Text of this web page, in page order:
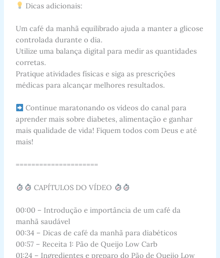
Dicas adicionais:
Um café da manhã equilibrado ajuda a manter a glicose
controlada durante o dia.
Utilize uma balança digital para medir as quantidades
corretas.
Pratique atividades físicas e siga as prescrições
médicas para alcançar melhores resultados.
Continue maratonando os vídeos do canal para
aprender mais sobre diabetes, alimentação e ganhar
mais qualidade de vida! Fiquem todos com Deus e até
mais!
=====================
CAPÍTULOS DO VÍDEO
00:00 – Introdução e importância de um café da
manhã saudável
00:34 – Dicas de café da manhã para diabéticos
00:57 – Receita 1: Pão de Queijo Low Carb
01:24 – Ingredientes e preparo do Pão de Queijo Low